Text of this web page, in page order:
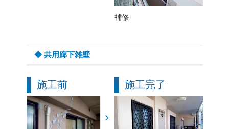
補修
◆ 共用廊下雑壁
施工前 施工完了